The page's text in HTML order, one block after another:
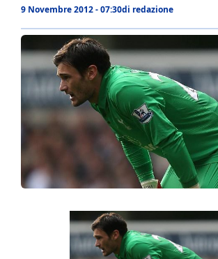
9 Novembre 2012 - 07:30di redazione